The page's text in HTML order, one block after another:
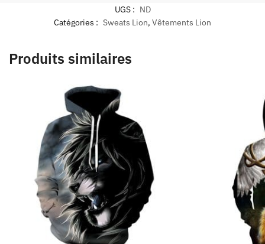
UGS : ND
Catégories : Sweats Lion, Vêtements Lion
Produits similaires